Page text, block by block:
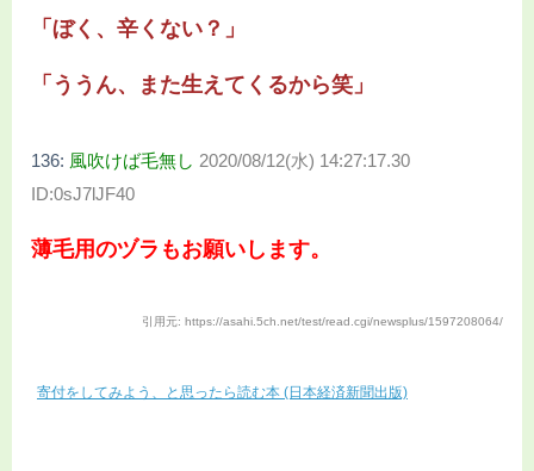
「ぼく、辛くない？」
「ううん、また生えてくるから笑」
136: 風吹けば毛無し 2020/08/12(水) 14:27:17.30
ID:0sJ7lJF40
薄毛用のヅラもお願いします。
引用元: https://asahi.5ch.net/test/read.cgi/newsplus/1597208064/
寄付をしてみよう、と思ったら読む本 (日本経済新聞出版)